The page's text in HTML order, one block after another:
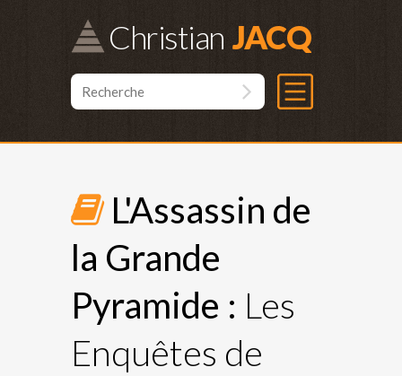
Christian
L'Assassin de
la Grande
Pyramide : Les
Enquêtes de